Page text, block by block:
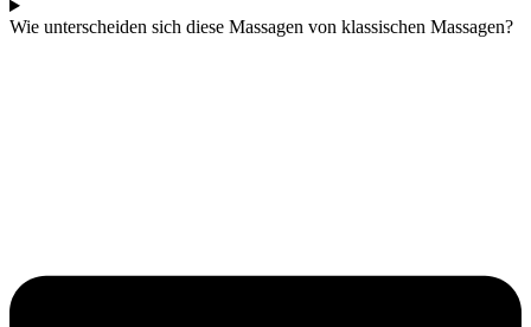
Wie unterscheiden sich diese Massagen von klassischen Massagen?